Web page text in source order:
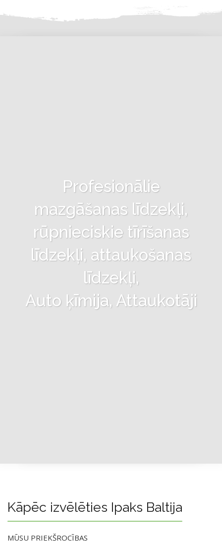
Profesionālie
mazgāšanas līdzekļi,
rūpnieciskie tīrīšanas
līdzekļi, attaukošanas
līdzekļi,
Auto ķīmija, Attaukotāji
Kāpēc izvēlēties Ipaks Baltija
MŪSU PRIEKŠROCĪBAS